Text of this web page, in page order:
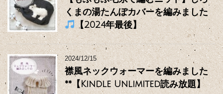
くまの湯たんぽカバーを編みました
【2024年最後】
2024/12/15
襟風ネックウォーマーを編みました
**【Kindle Unlimited読み放題】